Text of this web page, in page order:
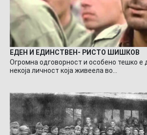
ЕДЕН И ЕДИНСТВЕН- РИСТО ШИШКОВ
Огромна одговорност и особено тешко е
некоја личност која живеела во…